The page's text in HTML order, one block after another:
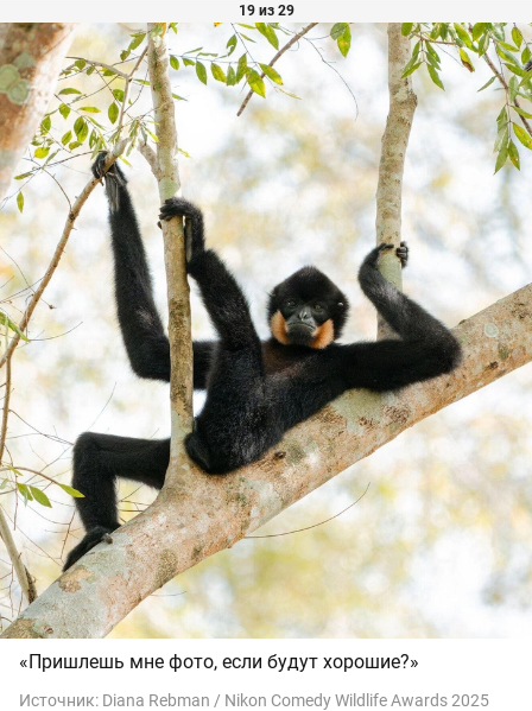
19 из 29
«Пришлешь мне фото, если будут хорошие?»
Источник: Diana Rebman / Nikon Comedy Wildlife Awards 2025